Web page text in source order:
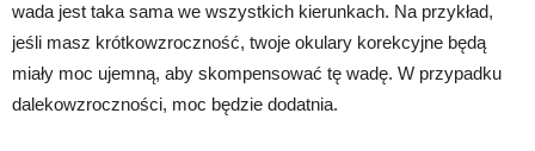
wada jest taka sama we wszystkich kierunkach. Na przykład,
jeśli masz krótkowzroczność, twoje okulary korekcyjne będą
miały moc ujemną, aby skompensować tę wadę. W przypadku
dalekowzroczności, moc będzie dodatnia.